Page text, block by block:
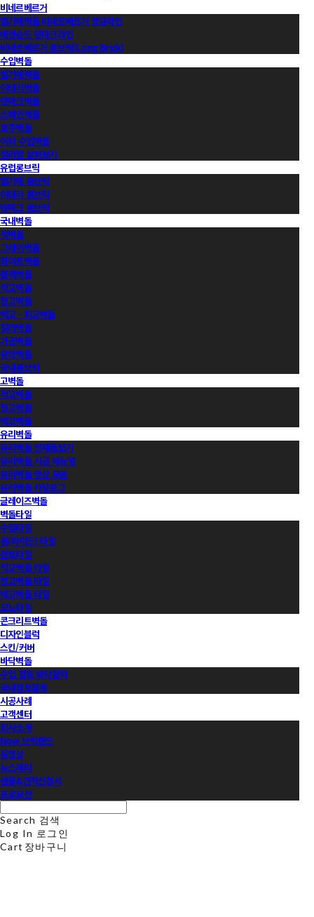
비네르베르거
벨기에벽돌 비네르베르거 정규라인
에겐순드 덴마크라인
비네르베르거 롱브릭(Long Brick)
수입벽돌
벨기에벽돌
이태리벽돌
덴마크벽돌
스페인벽돌
호주벽돌
이외 수입벽돌
컬러별 살펴보기
유럽롱브릭
벨기에 롱브릭
이태리 롱브릭
덴마크 롱브릭
국내벽돌
적벽돌
그레이벽돌
화이트벽돌
블랙벽돌
적고벽돌
청고벽돌
백고ㆍ회고벽돌
컬러벽돌
가공벽돌
유약벽돌
국내롱브릭
고벽돌
적고벽돌
청고벽돌
백고벽돌
유리벽돌
유리벽돌 전제품보기
유리벽돌 시공 매뉴얼
유리벽돌 영상 모음
유리벽돌 카달로그
글레이즈벽돌
벽돌타일
수입타일
롱(와이드) 타일
점토타일
적고벽돌 타일
청고벽돌 타일
백고벽돌 타일
모노타일
콘크리트벽돌
디자인블럭
스킨/커버
바닥벽돌
수입 점토 바닥블럭
국내점토블록
시공사례
고객센터
회사소개
Now 브릭랜드
동영상
뉴스레터
샘플&견적신청서
프로모션
Search 검색
Log In 로그인
Cart 장바구니